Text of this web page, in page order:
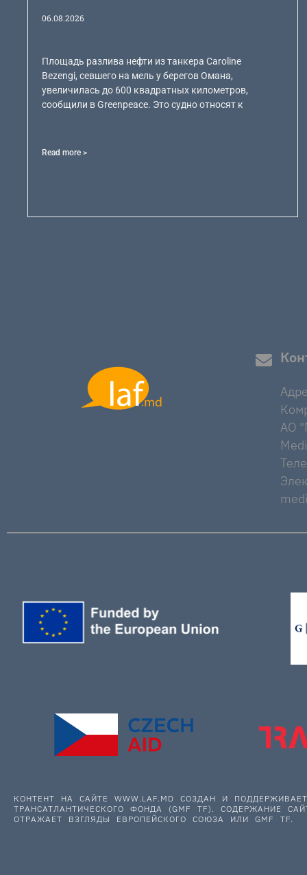
06.08.2026
Площадь разлива нефти из танкера Caroline
Bezengi, севшего на мель у берегов Омана,
увеличилась до 600 квадратных километров,
сообщили в Greenpeace. Это судно относят к
Read more >
AO
КОНТЕНТ НА САЙТЕ WWW.LAF.MD СОЗДАН И
ТРАНСАТЛАНТИЧЕСКОГО ФОНДА (GMF TF). СОДЕРЖАНИЕ
ОТРАЖАЕТ ВЗГЛЯДЫ ЕВРОПЕЙСКОГО СОЮЗА ИЛИ GMF TF.